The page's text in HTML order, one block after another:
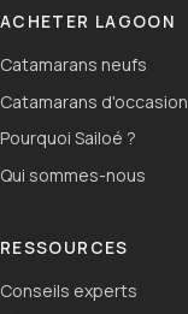
ACHETER LAGOON
Catamarans neufs
Catamarans d'occasion
Pourquoi Sailoé ?
Qui sommes-nous
RESSOURCES
Conseils experts